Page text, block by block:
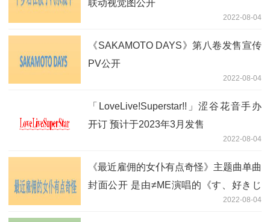
联动视觉图公开
2022-08-04
《SAKAMOTO DAYS》第八卷发售宣传
PV公开
2022-08-04
「LoveLive!Superstar!!」涩谷花音手办
开订 预计于2023年3月发售
2022-08-04
《最近雇佣的女仆有点奇怪》主题曲单曲
封面公开 是由≠ME演唱的《す、好きじ
2022-08-04